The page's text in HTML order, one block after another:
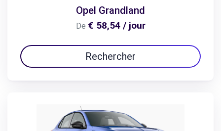
Opel Grandland
De € 58,54 / jour
Rechercher